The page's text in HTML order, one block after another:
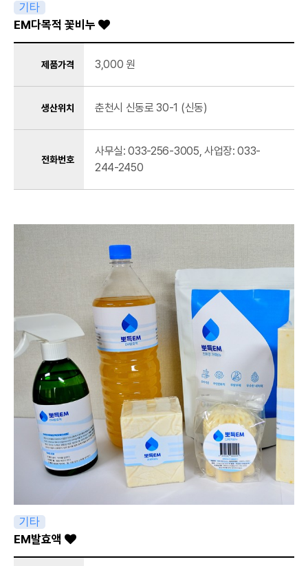
기타
EM다목적 꽃비누
제품가격 3,000 원
생산위치 춘천시 신동로 30-1 (신동)
전화번호
사무실: 033-256-3005, 사업장: 033-
244-2450
기타
EM발효액